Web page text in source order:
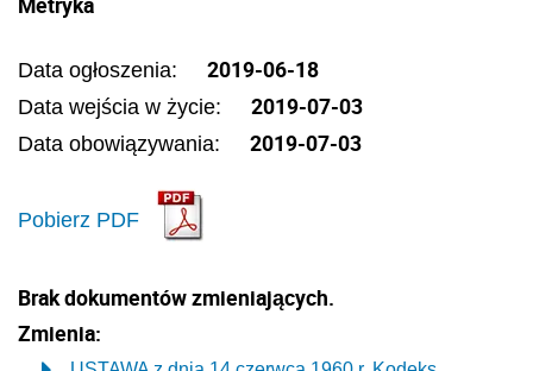
Data ogłoszenia: 2019-06-18
Data wejścia w życie: 2019-07-03
Data obowiązywania: 2019-07-03
Pobierz PDF
Brak dokumentów zmieniających.
Zmienia: